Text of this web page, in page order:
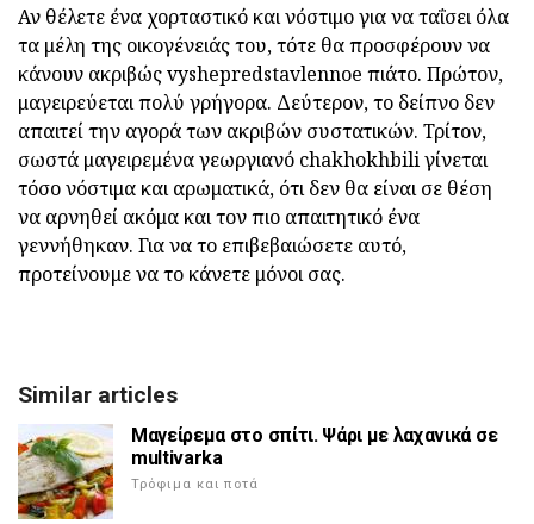
Αν θέλετε ένα χορταστικό και νόστιμο για να ταΐσει όλα
τα μέλη της οικογένειάς του, τότε θα προσφέρουν να
κάνουν ακριβώς vyshepredstavlennoe πιάτο. Πρώτον,
μαγειρεύεται πολύ γρήγορα. Δεύτερον, το δείπνο δεν
απαιτεί την αγορά των ακριβών συστατικών. Τρίτον,
σωστά μαγειρεμένα γεωργιανό chakhokhbili γίνεται
τόσο νόστιμα και αρωματικά, ότι δεν θα είναι σε θέση
να αρνηθεί ακόμα και τον πιο απαιτητικό ένα
γεννήθηκαν. Για να το επιβεβαιώσετε αυτό,
προτείνουμε να το κάνετε μόνοι σας.
Similar articles
Μαγείρεμα στο σπίτι. Ψάρι με λαχανικά σε
multivarka
Τρόφιμα και ποτά